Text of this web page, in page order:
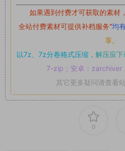
如果遇到付费才可获取的素材
全站付费素材可提供补档服务“均
享。
以7z、7z分卷格式压缩， 解压应下
7-zip；安卓：zarchiver
其它更多疑问请查看
0